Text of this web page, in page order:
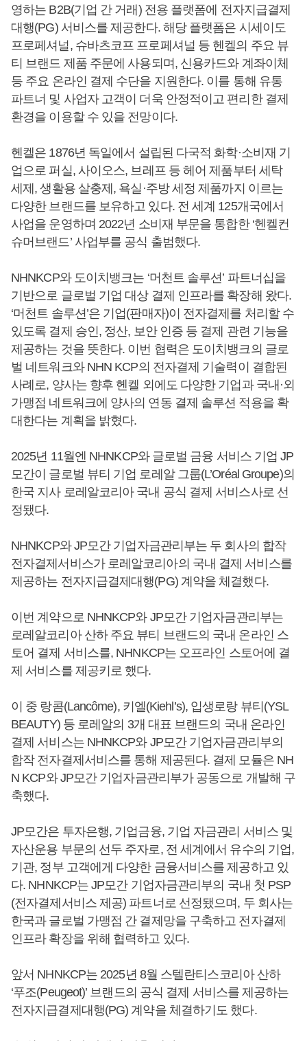
영하는 B2B(기업 간 거래) 전용 플랫폼에 전자지급결제
대행(PG) 서비스를 제공한다. 해당 플랫폼은 시세이도
프로페셔널, 슈바츠코프 프로페셔널 등 헨켈의 주요 뷰
티 브랜드 제품 주문에 사용되며, 신용카드와 계좌이체
등 주요 온라인 결제 수단을 지원한다. 이를 통해 유통
파트너 및 사업자 고객이 더욱 안정적이고 편리한 결제
환경을 이용할 수 있을 전망이다.
헨켈은 1876년 독일에서 설립된 다국적 화학·소비재 기
업으로 퍼실, 사이오스, 브레프 등 헤어 제품부터 세탁
세제, 생활용 살충제, 욕실·주방 세정 제품까지 이르는
다양한 브랜드를 보유하고 있다. 전 세계 125개국에서
사업을 운영하며 2022년 소비재 부문을 통합한 ‘헨켈컨
슈머브랜드’ 사업부를 공식 출범했다.
NHNKCP와 도이치뱅크는 ‘머천트 솔루션’ 파트너십을
기반으로 글로벌 기업 대상 결제 인프라를 확장해 왔다.
‘머천트 솔루션’은 기업(판매자)이 전자결제를 처리할 수
있도록 결제 승인, 정산, 보안 인증 등 결제 관련 기능을
제공하는 것을 뜻한다. 이번 협력은 도이치뱅크의 글로
벌 네트워크와 NHN KCP의 전자결제 기술력이 결합된
사례로, 양사는 향후 헨켈 외에도 다양한 기업과 국내·외
가맹점 네트워크에 양사의 연동 결제 솔루션 적용을 확
대한다는 계획을 밝혔다.
2025년 11월엔 NHNKCP와 글로벌 금융 서비스 기업 JP
모간이 글로벌 뷰티 기업 로레알 그룹(L’Oréal Groupe)의
한국 지사 로레알코리아 국내 공식 결제 서비스사로 선
정됐다.
NHNKCP와 JP모간 기업자금관리부는 두 회사의 합작
전자결제서비스가 로레알코리아의 국내 결제 서비스를
제공하는 전자지급결제대행(PG) 계약을 체결했다.
이번 계약으로 NHNKCP와 JP모간 기업자금관리부는
로레알코리아 산하 주요 뷰티 브랜드의 국내 온라인 스
토어 결제 서비스를, NHNKCP는 오프라인 스토어에 결
제 서비스를 제공키로 했다.
이 중 랑콤(Lancôme), 키엘(Kiehl’s), 입생로랑 뷰티(YSL
BEAUTY) 등 로레알의 3개 대표 브랜드의 국내 온라인
결제 서비스는 NHNKCP와 JP모간 기업자금관리부의
합작 전자결제서비스를 통해 제공된다. 결제 모듈은 NH
N KCP와 JP모간 기업자금관리부가 공동으로 개발해 구
축했다.
JP모간은 투자은행, 기업금융, 기업 자금관리 서비스 및
자산운용 부문의 선두 주자로, 전 세계에서 유수의 기업,
기관, 정부 고객에게 다양한 금융서비스를 제공하고 있
다. NHNKCP는 JP모간 기업자금관리부의 국내 첫 PSP
(전자결제서비스 제공) 파트너로 선정됐으며, 두 회사는
한국과 글로벌 가맹점 간 결제망을 구축하고 전자결제
인프라 확장을 위해 협력하고 있다.
앞서 NHNKCP는 2025년 8월 스텔란티스코리아 산하
‘푸조(Peugeot)’ 브랜드의 공식 결제 서비스를 제공하는
전자지급결제대행(PG) 계약을 체결하기도 했다.